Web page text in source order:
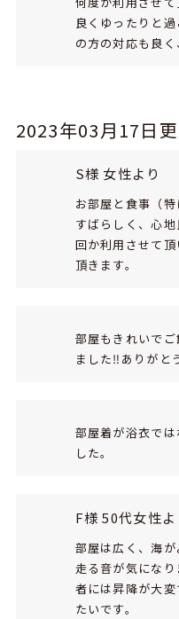
良くゆったりと
の方の対応も良く
2023年03月17日
S様 女性より
お部屋と食事（
すばらしく、心
回か利用させて
頂きます。
部屋もきれいで
ました‼ありがと
部屋着が浴衣で
した。
F様 50代女性よ
部屋は広く、海
走る音が気にな
者には昇降が大
たいです。